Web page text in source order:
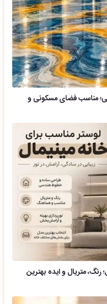
مناسب فضای مسکونی و
متریال و ایده بهترین